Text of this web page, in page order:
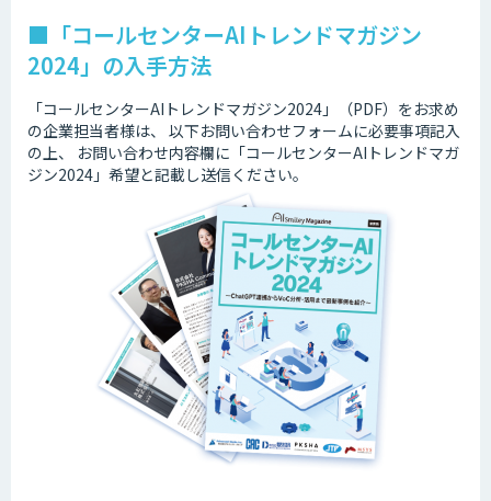
■「コールセンターAIトレンドマガジン
2024」の入手方法
「コールセンターAIトレンドマガジン2024」（PDF）をお求め
の企業担当者様は、 以下お問い合わせフォームに必要事項記入
の上、 お問い合わせ内容欄に「コールセンターAIトレンドマガ
ジン2024」希望と記載し送信ください。